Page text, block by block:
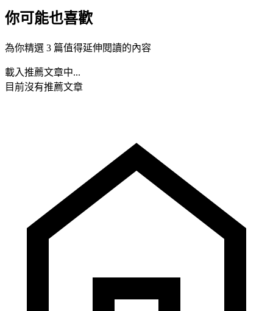
你可能也喜歡
為你精選 3 篇值得延伸閱讀的內容
載入推薦文章中...
目前沒有推薦文章